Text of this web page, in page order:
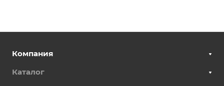
Компания
Каталог